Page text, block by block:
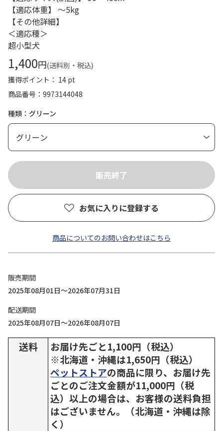
【適応体重】 ～5kg
【その他詳細】
＜適応種＞
超小型犬
1,400円(送料別・税込)
獲得ポイント： 14 pt
商品番号
9973144048
種類：グリーン
お気に入りに登録する
商品についてのお問い合わせはこちら
販売期間
2025年08月01日～2026年07月31日
配送期間
2025年08月07日～2026年08月07日
送料
お届け先ごと1,100円（税込）
※北海道・沖縄は1,650円（税込）
ペットストアの商品に限り、お届け先
ごとのご注文金額が11,000円（税
込）以上の場合は、お客様の送料負担
はございません。（北海道・沖縄は除
く）